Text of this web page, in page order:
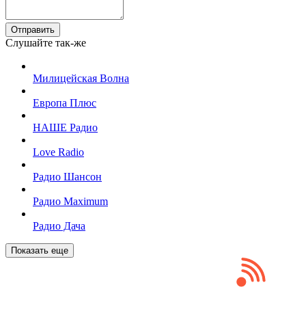
Отправить
Слушайте так-же
Милицейская Волна
Европа Плюс
НАШЕ Радио
Love Radio
Радио Шансон
Радио Maximum
Радио Дача
Показать еще